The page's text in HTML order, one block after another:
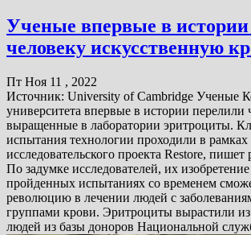
Ученые впервые в
человеку искусственную
Пт Ноя 11 , 2022
Источник: University of Cambridge Ученые
университета впервые в истории перелили
выращенные в лаборатории эритроциты.
испытания технологии проходили в рамках
исследовательского проекта Restore,
По задумке исследователей, их
пройденных испытаниях со временем
революцию в лечении людей с
группами крови. Эритроциты вырастили из
людей из базы доноров Национальной